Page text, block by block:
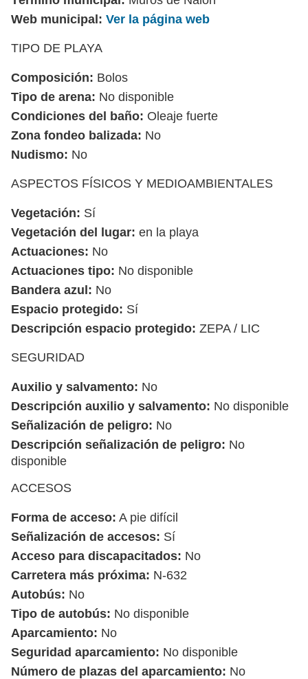
Web municipal: Ver la página web
TIPO DE PLAYA
Composición: Bolos
Tipo de arena: No disponible
Condiciones del baño: Oleaje fuerte
Zona fondeo balizada: No
Nudismo: No
ASPECTOS FÍSICOS Y MEDIOAMBIENTALES
Vegetación: Sí
Vegetación del lugar: en la playa
Actuaciones: No
Actuaciones tipo: No disponible
Bandera azul: No
Espacio protegido: Sí
Descripción espacio protegido: ZEPA / LIC
SEGURIDAD
Auxilio y salvamento: No
Descripción auxilio y salvamento: No disponible
Señalización de peligro: No
Descripción señalización de peligro: No
disponible
ACCESOS
Forma de acceso: A pie difícil
Señalización de accesos: Sí
Acceso para discapacitados: No
Carretera más próxima: N-632
Autobús: No
Tipo de autobús: No disponible
Aparcamiento: No
Seguridad aparcamiento: No disponible
Número de plazas del aparcamiento: No